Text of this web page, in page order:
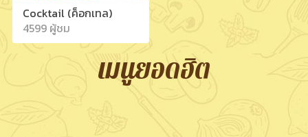
Cocktail (ค็อกเทล)
4599 ผู้ชม
เมนูยอดฮิต